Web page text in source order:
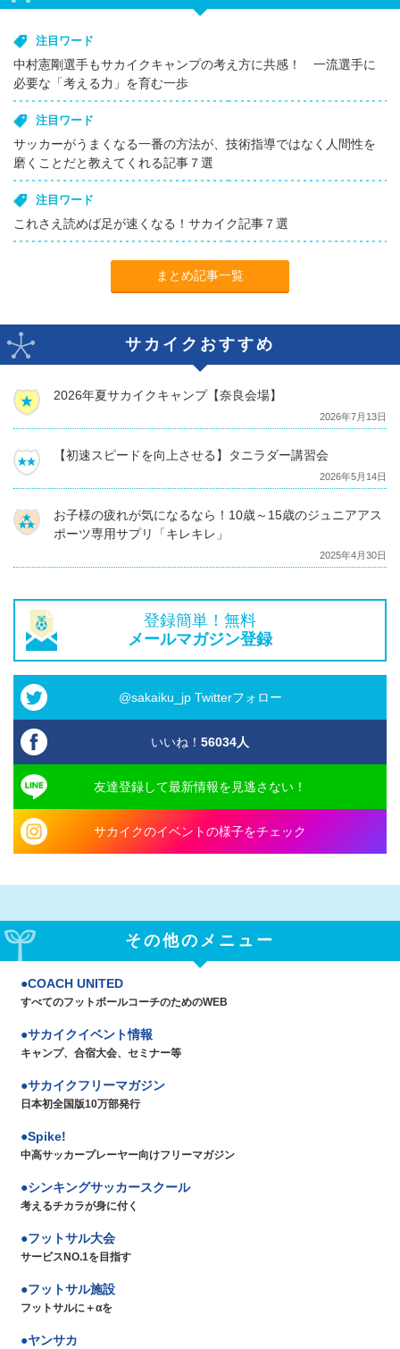
注目ワード
中村憲剛選手もサカイクキャンプの考え方に共感！ 一流選手に
必要な「考える力」を育む一歩
注目ワード
サッカーがうまくなる一番の方法が、技術指導ではなく人間性を
磨くことだと教えてくれる記事７選
注目ワード
これさえ読めば足が速くなる！サカイク記事７選
まとめ記事一覧
サカイクおすすめ
2026年夏サカイクキャンプ【奈良会場】
2026年7月13日
【初速スピードを向上させる】タニラダー講習会
2026年5月14日
お子様の疲れが気になるなら！10歳～15歳のジュニアアス
ポーツ専用サプリ「キレキレ」
2025年4月30日
登録簡単！無料
メールマガジン登録
@sakaiku_jp Twitterフォロー
いいね！ 56034人
友達登録して最新情報を見逃さない！
サカイクのイベントの様子をチェック
その他のメニュー
COACH UNITED
すべてのフットボールコーチのためのWEB
サカイクイベント情報
キャンプ、合宿大会、セミナー等
サカイクフリーマガジン
日本初全国版10万部発行
Spike!
中高サッカープレーヤー向けフリーマガジン
シンキングサッカースクール
考えるチカラが身に付く
フットサル大会
サービスNO.1を目指す
フットサル施設
フットサルに＋αを
ヤンサカ